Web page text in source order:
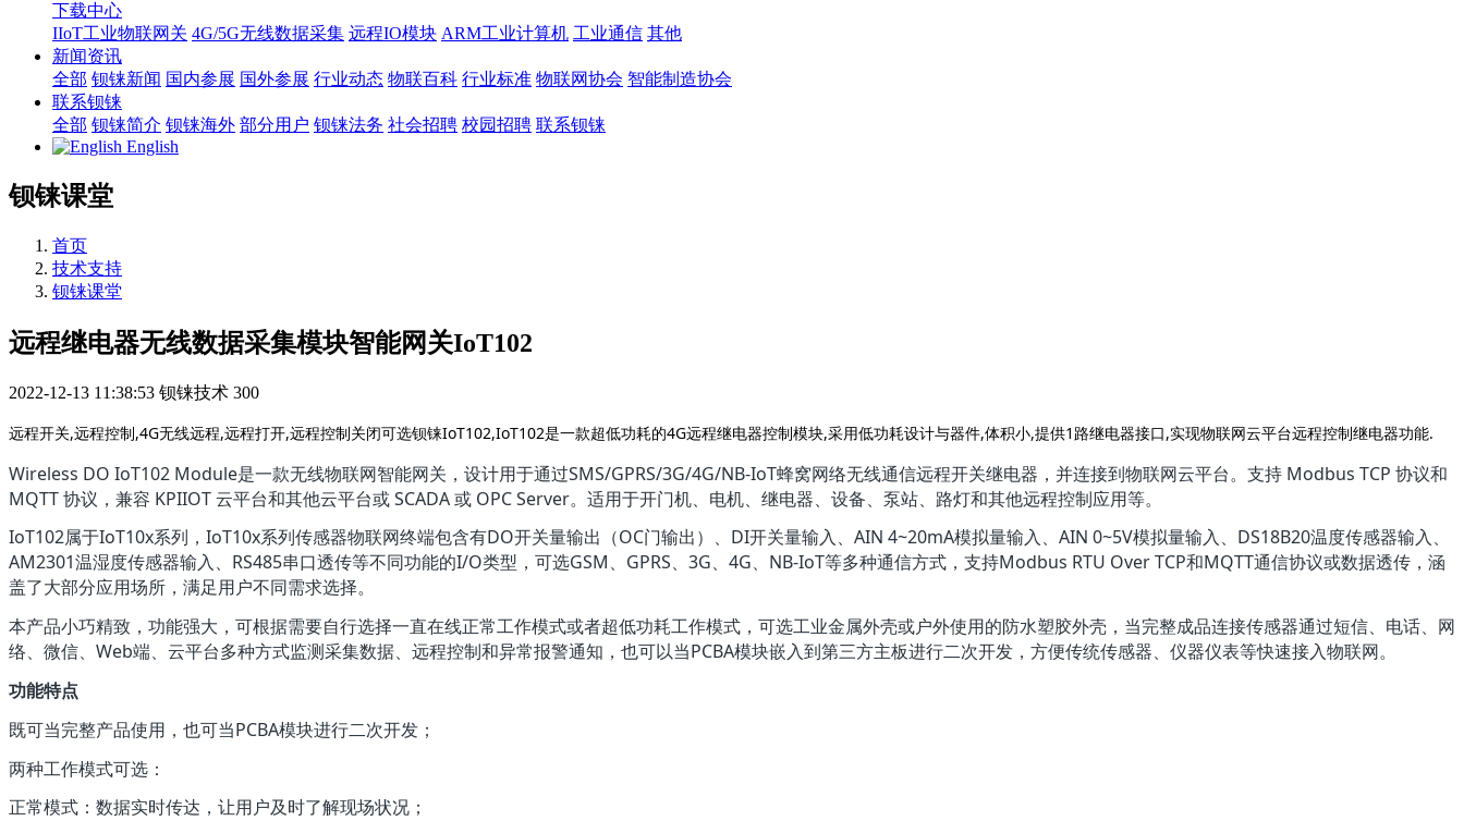
下载中心
IIoT工业物联网关 4G/5G无线数据采集 远程IO模块 ARM工业计算机 工业通信 其他
新闻资讯
全部 钡铼新闻 国内参展 国外参展 行业动态 物联百科 行业标准 物联网协会 智能制造协会
联系钡铼
全部 钡铼简介 钡铼海外 部分用户 钡铼法务 社会招聘 校园招聘 联系钡铼
English
钡铼课堂
首页
技术支持
钡铼课堂
远程继电器无线数据采集模块智能网关IoT102
2022-12-13 11:38:53 钡铼技术 300
远程开关,远程控制,4G无线远程,远程打开,远程控制关闭可选钡铼IoT102,IoT102是一款超低功耗的4G远程继电器控制模块,采用低功耗设计与器件,体积小,提供1路继电器接口,实现物联网云平台远程控制继电器功能.
Wireless DO IoT102 Module是一款无线物联网智能网关，设计用于通过SMS/GPRS/3G/4G/NB-IoT蜂窝网络无线通信远程开关继电器，并连接到物联网云平台。支持 Modbus TCP 协议和
MQTT 协议，兼容 KPIIOT 云平台和其他云平台或 SCADA 或 OPC Server。适用于开门机、电机、继电器、设备、泵站、路灯和其他远程控制应用等。
IoT102属于IoT10x系列，IoT10x系列传感器物联网终端包含有DO开关量输出（OC门输出）、DI开关量输入、AIN 4~20mA模拟量输入、AIN 0~5V模拟量输入、DS18B20温度传感器输入、
AM2301温湿度传感器输入、RS485串口透传等不同功能的I/O类型，可选GSM、GPRS、3G、4G、NB-IoT等多种通信方式，支持Modbus RTU Over TCP和MQTT通信协议或数据透传，涵
盖了大部分应用场所，满足用户不同需求选择。
本产品小巧精致，功能强大，可根据需要自行选择一直在线正常工作模式或者超低功耗工作模式，可选工业金属外壳或户外使用的防水塑胶外壳，当完整成品连接传感器通过短信、电话、网
络、微信、Web端、云平台多种方式监测采集数据、远程控制和异常报警通知，也可以当PCBA模块嵌入到第三方主板进行二次开发，方便传统传感器、仪器仪表等快速接入物联网。
功能特点
既可当完整产品使用，也可当PCBA模块进行二次开发；
两种工作模式可选：
正常模式：数据实时传达，让用户及时了解现场状况；